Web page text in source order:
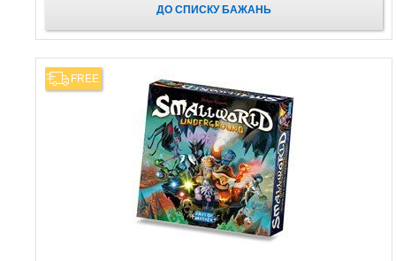
ДО СПИСКУ БАЖАНЬ
FREE